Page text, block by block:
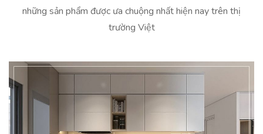
những sản phẩm được ưa chuộng nhất hiện nay trên thị
trường Việt